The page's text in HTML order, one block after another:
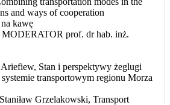
and ways of cooperation
kawę
MODERATOR prof. dr hab. inż.
Stan i perspektywy żeglugi
transportowym regionu Morza
Grzelakowski, Transport